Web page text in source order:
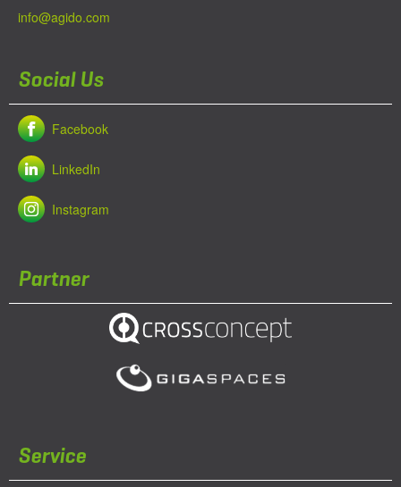
info@agido.com
Social Us
Facebook
LinkedIn
Instagram
Partner
Service